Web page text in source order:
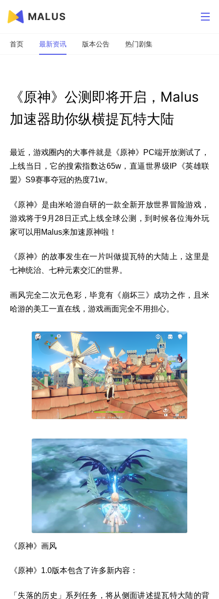
MALUS
首页 最新资讯 版本公告 热门剧集
《原神》公测即将开启，Malus
加速器助你纵横提瓦特大陆
最近，游戏圈内的大事件就是《原神》PC端开放测试了，
上线当日，它的搜索指数达65w，直逼世界级IP《英雄联
盟》S9赛事夺冠的热度71w。
《原神》是由米哈游自研的一款全新开放世界冒险游戏，
游戏将于9月28日正式上线全球公测，到时候各位海外玩
家可以用Malus来加速原神啦！
《原神》的故事发生在一片叫做提瓦特的大陆上，这里是
七神统治、七种元素交汇的世界。
画风完全二次元色彩，毕竟有《崩坏三》成功之作，且米
哈游的美工一直在线，游戏画面完全不用担心。
《原神》画风
《原神》1.0版本包含了许多新内容：
「失落的历史」系列任务，将从侧面讲述提瓦特大陆的背